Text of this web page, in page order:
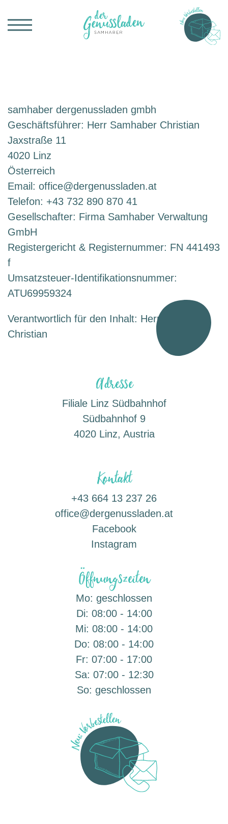
Menü aufklappen
samhaber dergenussladen gmbh
Geschäftsführer: Herr Samhaber Christian
Jaxstraße 11
4020 Linz
Österreich
Email: office@dergenussladen.at
Telefon: +43 732 890 870 41
Gesellschafter: Firma Samhaber Verwaltung
GmbH
Registergericht & Registernummer: FN 441493
f
Umsatzsteuer-Identifikationsnummer:
ATU69959324
Verantwortlich für den Inhalt: Herr Samhaber
Christian
Adresse
Filiale Linz Südbahnhof
Südbahnhof 9
4020 Linz, Austria
Kontakt
+43 664 13 237 26
office@dergenussladen.at
Facebook
Instagram
Öffnungszeiten
Mo: geschlossen
Di: 08:00 - 14:00
Mi: 08:00 - 14:00
Do: 08:00 - 14:00
Fr: 07:00 - 17:00
Sa: 07:00 - 12:30
So: geschlossen